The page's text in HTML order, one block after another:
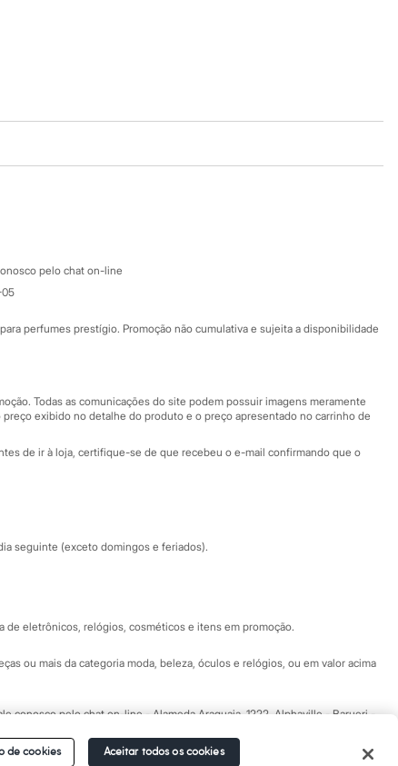
Atendimento
Fale conosco
Central de ética
Eventos
pelo chat on-line
perfumes prestígio. Promoção não cumulativa e sujeita a disponibilidade
Todas as comunicações do site podem possuir imagens meramente
exibido no detalhe do produto e o preço apresentado no carrinho de
de ir à loja, certifique-se de que recebeu o e-mail confirmando que o
seguinte (exceto domingos e feriados).
de eletrônicos, relógios, cosméticos e itens em promoção.
ou mais da categoria moda, beleza, óculos e relógios, ou em valor acima
conosco pelochat on-line- Alameda Araguaia, 1222, Alphaville - Barueri -
de cookies Aceitar todos os cookies